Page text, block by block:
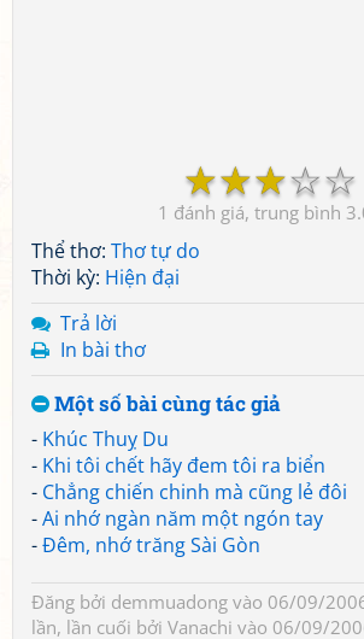
☆
☆
☆
☆
☆
1
Thể thơ: Thơ tự do
Thời kỳ: Hiện đại
Trả lời
In bài thơ
Một số bài cùng tác giả
- Khúc Thuỵ Du
- Khi tôi chết hãy đem tôi ra biển
- Chẳng chiến chinh mà cũng lẻ đôi
-Ai nhớ ngàn năm một ngón tay
-Đêm, nhớ trăng Sài Gòn
Đăng bởi demmuadong vào 06/09/
lần, lần cuối bởi Vanachi vào 06/09/